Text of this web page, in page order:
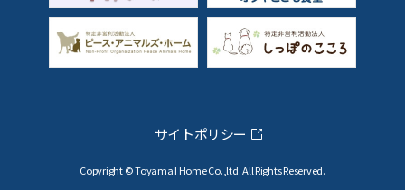
Copyright © Toyama I Home Co.,ltd. All Rights Reserved.
サイトポリシー